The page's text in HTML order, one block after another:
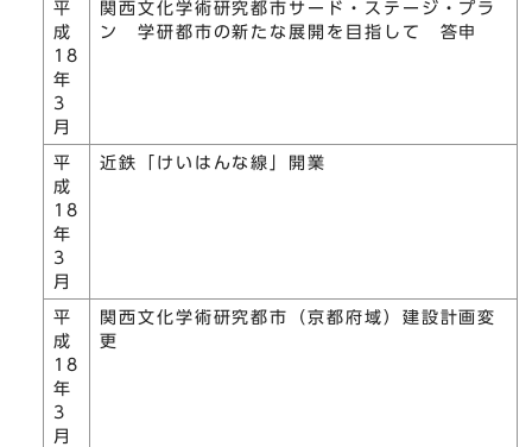
平
成
18
年
3
月
関西文化学術研究都市サード・ステージ・プラ
ン 学研都市の新たな展開を目指して 答申
平
成
18
年
3
月
近鉄「けいはんな線」開業
平
成
18
年
3
月
関西文化学術研究都市（京都府域）建設計画変
更